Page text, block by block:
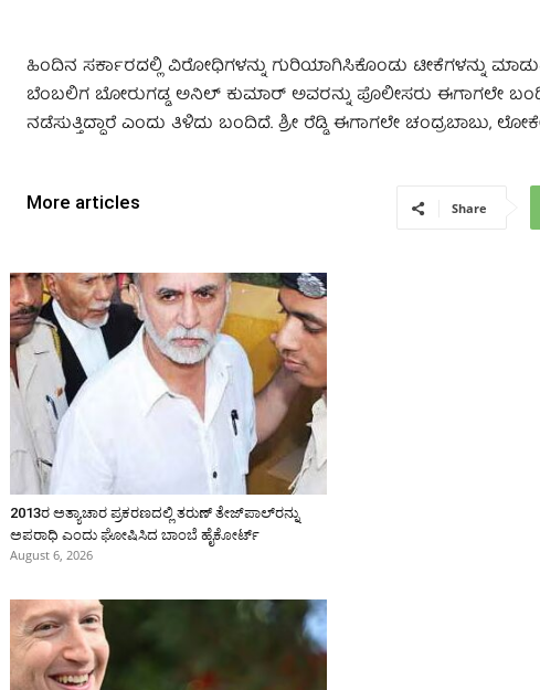
ಹಿಂದಿನ ಸರ್ಕಾರದಲ್ಲಿ ವಿರೋಧಿಗಳನ್ನು ಗುರಿಯಾಗಿಸಿಕೊಂಡು ಟೀಕೆಗಳನ್ನು
ಬೆಂಬಲಿಗ ಬೋರುಗಡ್ಡ ಅನಿಲ್ ಕುಮಾರ್ ಅವರನ್ನು ಪೊಲೀಸರು ಈಗಾಗಲೇ
ನಡೆಸುತ್ತಿದ್ದಾರೆ ಎಂದು ತಿಳಿದು ಬಂದಿದೆ. ಶ್ರೀ ರೆಡ್ಡಿ ಈಗಾಗಲೇ ಚಂದ್ರಬಾಬು,
More articles
2013ರ ಅತ್ಯಾಚಾರ ಪ್ರಕರಣದಲ್ಲಿ ತರುಣ್ ತೇಜ್‌ಪಾಲ್‌ರನ್ನು
ಅಪರಾಧಿ ಎಂದು ಘೋಷಿಸಿದ ಬಾಂಬೆ ಹೈಕೋರ್ಟ್
August 6, 2026
Share